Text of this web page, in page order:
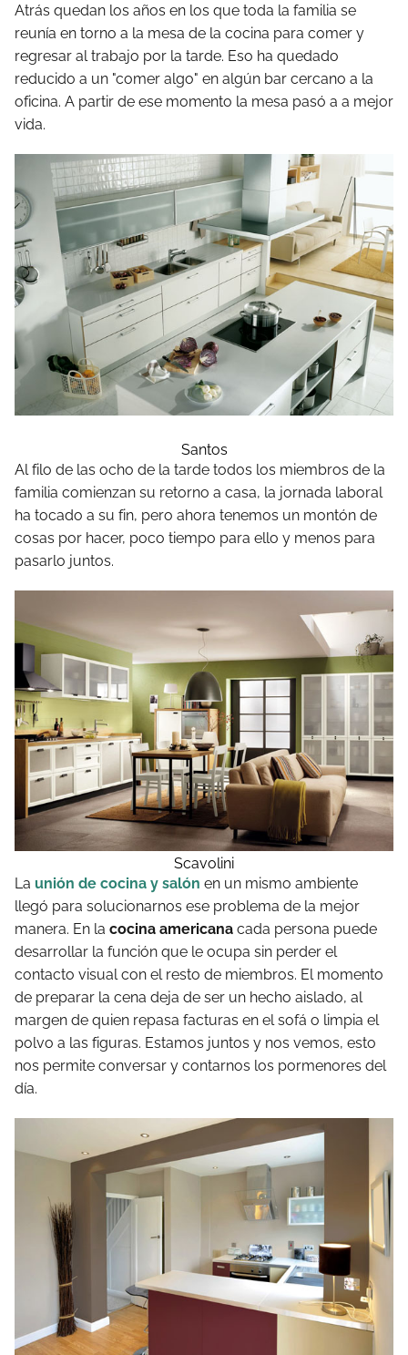
Atrás quedan los años en los que toda la familia se
reunía en torno a la mesa de la cocina para comer y
regresar al trabajo por la tarde. Eso ha quedado
reducido a un "comer algo" en algún bar cercano a la
oficina. A partir de ese momento la mesa pasó a a mejor
vida.
Santos
Al filo de las ocho de la tarde todos los miembros de la
familia comienzan su retorno a casa, la jornada laboral
ha tocado a su fin, pero ahora tenemos un montón de
cosas por hacer, poco tiempo para ello y menos para
pasarlo juntos.
Scavolini
La unión de cocina y salón en un mismo ambiente
llegó para solucionarnos ese problema de la mejor
manera. En la cocina americana cada persona puede
desarrollar la función que le ocupa sin perder el
contacto visual con el resto de miembros. El momento
de preparar la cena deja de ser un hecho aislado, al
margen de quien repasa facturas en el sofá o limpia el
polvo a las figuras. Estamos juntos y nos vemos, esto
nos permite conversar y contarnos los pormenores del
día.